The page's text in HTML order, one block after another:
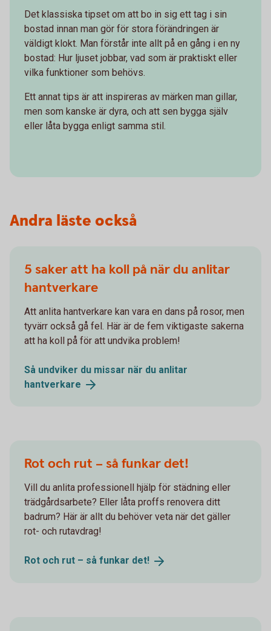
Det klassiska tipset om att bo in sig ett tag i sin
bostad innan man gör för stora förändringen är
väldigt klokt. Man förstår inte allt på en gång i en ny
bostad: Hur ljuset jobbar, vad som är praktiskt eller
vilka funktioner som behövs.
Ett annat tips är att inspireras av märken man gillar,
men som kanske är dyra, och att sen bygga själv
eller låta bygga enligt samma stil.
Andra läste också
5 saker att ha koll på när du anlitar
hantverkare
Att anlita hantverkare kan vara en dans på rosor, men
tyvärr också gå fel. Här är de fem viktigaste sakerna
att ha koll på för att undvika problem!
Så undviker du missar när du anlitar
hantverkare
Rot och rut – så funkar det!
Vill du anlita professionell hjälp för städning eller
trädgårdsarbete? Eller låta proffs renovera ditt
badrum? Här är allt du behöver veta när det gäller
rot- och rutavdrag!
Rot och rut – så funkar det!